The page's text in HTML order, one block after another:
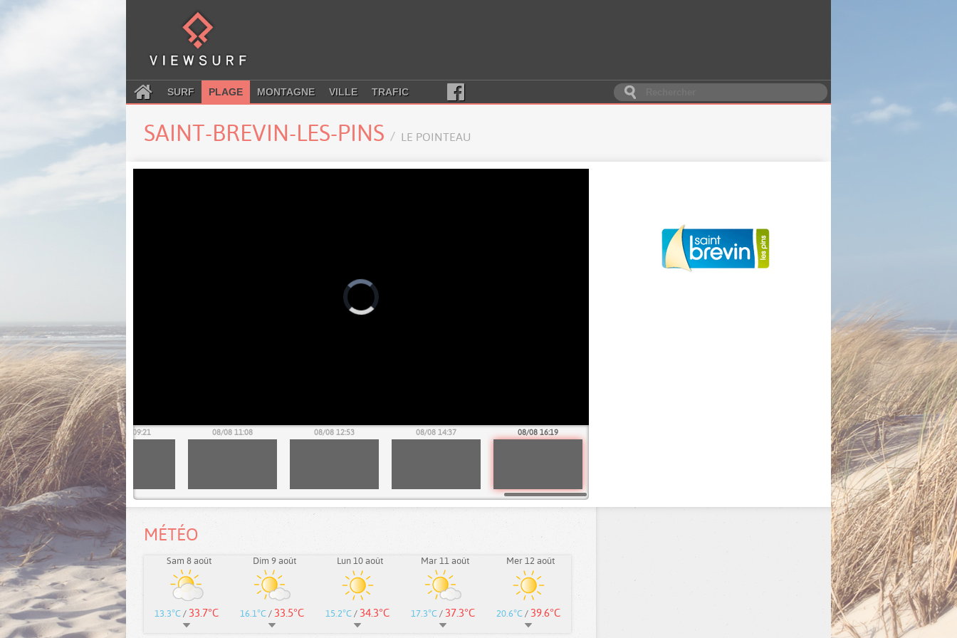
SURF PLAGE MONTAGNE VILLE TRAFIC
SAINT-BREVIN-LES-PINS LE POINTEAU
08/08 07:36 08/08 09:21 08/08 11:08 08/08 12:53 08/08 14:37 08/08 16:19
MÉTÉO
Sam 8 août
13.3°C / 33.7°C
Dim 9 août
16.1°C / 33.5°C
Lun 10 août
15.2°C / 34.3°C
Mar 11 août
17.3°C / 37.3°C
Mer 12 août
20.6°C / 39.6°C